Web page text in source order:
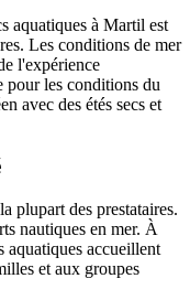
aquatiques à Martil est
Les conditions de mer
l'expérience
pour les conditions du
avec des étés secs et
plupart des prestataires.
nautiques en mer. À
aquatiques accueillent
et aux groupes